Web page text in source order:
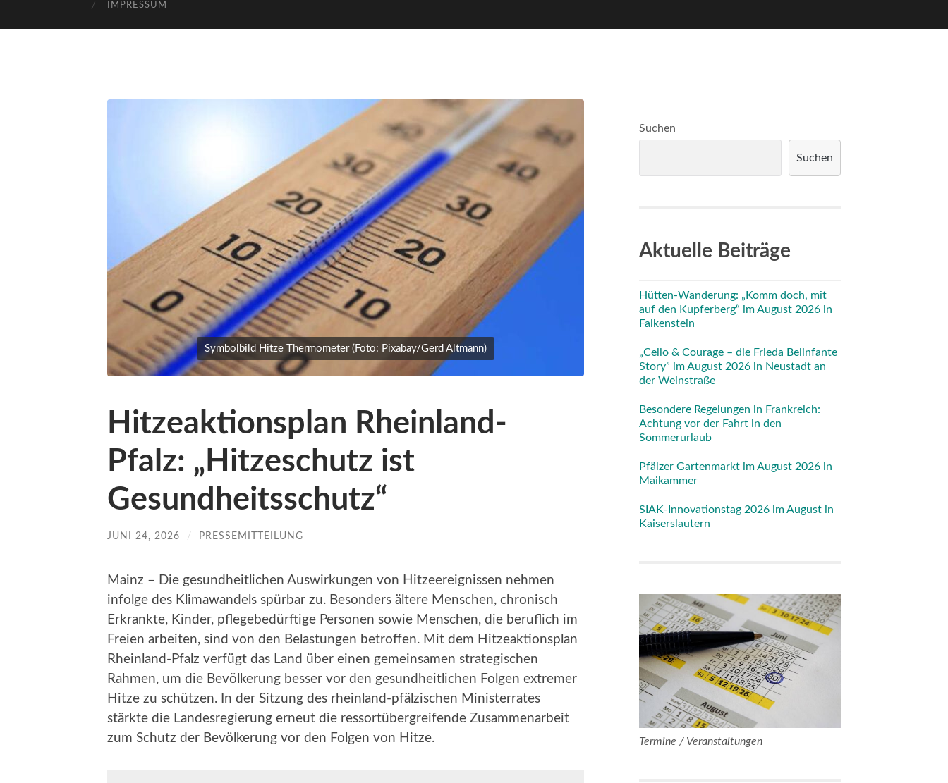
IMPRESSUM
Symbolbild Hitze Thermometer (Foto: Pixabay/Gerd Altmann)
Hitzeaktionsplan Rheinland-
Pfalz: „Hitzeschutz ist
Gesundheitsschutz“
JUNI 24, 2026 / PRESSEMITTEILUNG
Mainz – Die gesundheitlichen Auswirkungen von Hitzeereignissen nehmen
infolge des Klimawandels spürbar zu. Besonders ältere Menschen, chronisch
Erkrankte, Kinder, pflegebedürftige Personen sowie Menschen, die beruflich im
Freien arbeiten, sind von den Belastungen betroffen. Mit dem Hitzeaktionsplan
Rheinland-Pfalz verfügt das Land über einen gemeinsamen strategischen
Rahmen, um die Bevölkerung besser vor den gesundheitlichen Folgen extremer
Hitze zu schützen. In der Sitzung des rheinland-pfälzischen Ministerrates
stärkte die Landesregierung erneut die ressortübergreifende Zusammenarbeit
zum Schutz der Bevölkerung vor den Folgen von Hitze.
Suchen
Suchen
Aktuelle Beiträge
Hütten-Wanderung: „Komm doch, mit
auf den Kupferberg“ im August 2026 in
Falkenstein
„Cello & Courage – die Frieda Belinfante
Story” im August 2026 in Neustadt an
der Weinstraße
Besondere Regelungen in Frankreich:
Achtung vor der Fahrt in den
Sommerurlaub
Pfälzer Gartenmarkt im August 2026 in
Maikammer
SIAK-Innovationstag 2026 im August in
Kaiserslautern
Termine / Veranstaltungen